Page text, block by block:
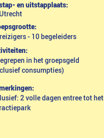
en uitstapplaats:
Utrecht
- 10 begeleiders
in het groepsgeld
consumpties)
2 volle dagen entree tot het